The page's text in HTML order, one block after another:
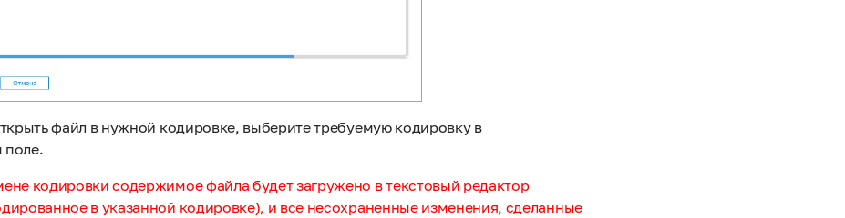
файл в нужной кодировке, выберите требуемую кодировку в
поле.
кодировки содержимое файла будет загружено в текстовый редактор
в указанной кодировке), и все несохраненные изменения, сделанные